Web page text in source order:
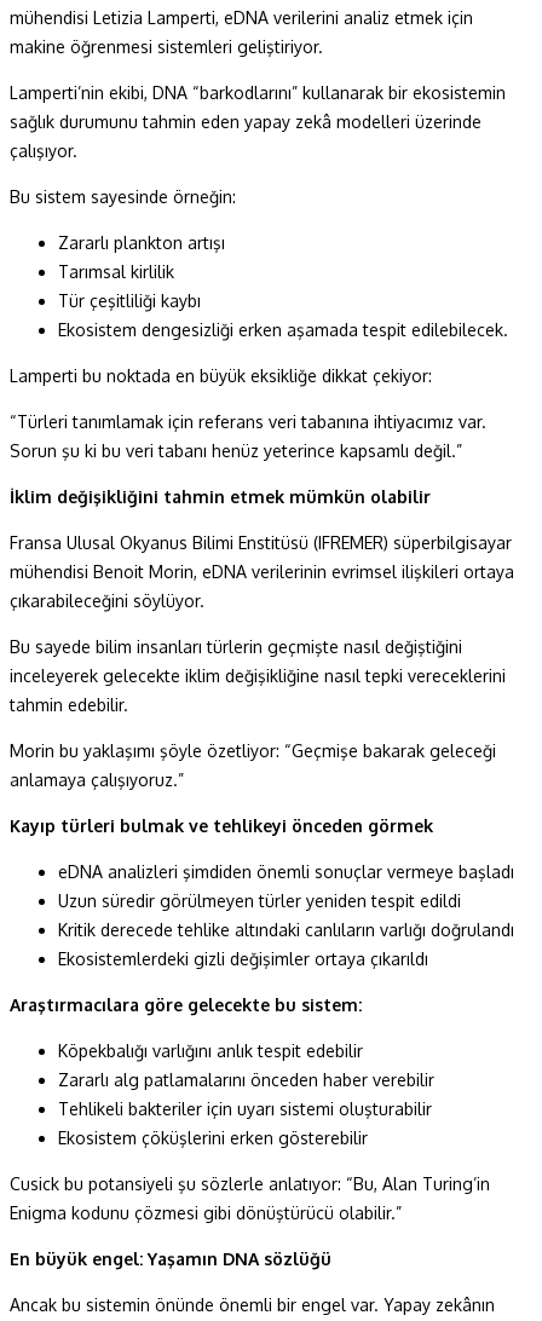
mühendisi Letizia Lamperti, eDNA verilerini analiz etmek için
makine öğrenmesi sistemleri geliştiriyor.
Lamperti’nin ekibi, DNA “barkodlarını” kullanarak bir ekosistemin
sağlık durumunu tahmin eden yapay zekâ modelleri üzerinde
çalışıyor.
Bu sistem sayesinde örneğin:
Zararlı plankton artışı
Tarımsal kirlilik
Tür çeşitliliği kaybı
Ekosistem dengesizliği erken aşamada tespit edilebilecek.
Lamperti bu noktada en büyük eksikliğe dikkat çekiyor:
“Türleri tanımlamak için referans veri tabanına ihtiyacımız var.
Sorun şu ki bu veri tabanı henüz yeterince kapsamlı değil.”
İklim değişikliğini tahmin etmek mümkün olabilir
Fransa Ulusal Okyanus Bilimi Enstitüsü (IFREMER) süperbilgisayar
mühendisi Benoit Morin, eDNA verilerinin evrimsel ilişkileri ortaya
çıkarabileceğini söylüyor.
Bu sayede bilim insanları türlerin geçmişte nasıl değiştiğini
inceleyerek gelecekte iklim değişikliğine nasıl tepki vereceklerini
tahmin edebilir.
Morin bu yaklaşımı şöyle özetliyor: “Geçmişe bakarak geleceği
anlamaya çalışıyoruz.”
Kayıp türleri bulmak ve tehlikeyi önceden görmek
eDNA analizleri şimdiden önemli sonuçlar vermeye başladı
Uzun süredir görülmeyen türler yeniden tespit edildi
Kritik derecede tehlike altındaki canlıların varlığı doğrulandı
Ekosistemlerdeki gizli değişimler ortaya çıkarıldı
Araştırmacılara göre gelecekte bu sistem:
Köpekbalığı varlığını anlık tespit edebilir
Zararlı alg patlamalarını önceden haber verebilir
Tehlikeli bakteriler için uyarı sistemi oluşturabilir
Ekosistem çöküşlerini erken gösterebilir
Cusick bu potansiyeli şu sözlerle anlatıyor: “Bu, Alan Turing’in
Enigma kodunu çözmesi gibi dönüştürücü olabilir.”
En büyük engel: Yaşamın DNA sözlüğü
Ancak bu sistemin önünde önemli bir engel var. Yapay zekânın